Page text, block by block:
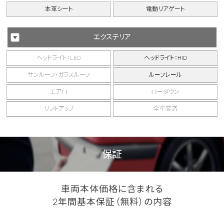
本革シート 電動リアゲート
エクステリア
ヘッドライト：LED ヘッドライト：HID
サンルーフ・ガラスルーフ ルーフレール
エアロ ローダウン
リフトアップ 全塗装済
保証
車両本体価格に含まれる
2年間基本保証（無料）の内容